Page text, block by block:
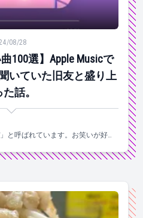
選】Apple Musicで同じプレ
08/28
100選】Apple Musicで
いていた旧友と盛り上
話。
と呼ばれています。お笑いが好